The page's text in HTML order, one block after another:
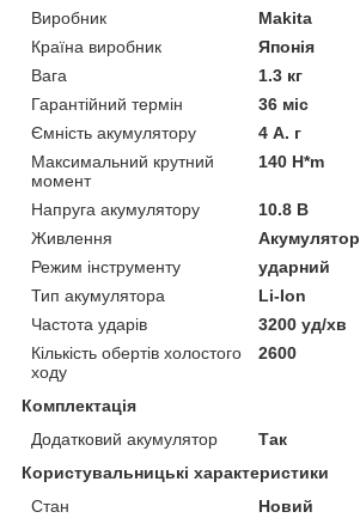
Виробник
Makita
Країна виробник
Японія
Вага
1.3 кг
Гарантійний термін
36 міс
Ємність акумулятору
4 А. г
Максимальний крутний
момент
140 H*m
Напруга акумулятору
10.8 В
Живлення
Акумулятор
Режим інструменту
ударний
Тип акумулятора
Li-Ion
Частота ударів
3200 уд/хв
Кількість обертів холостого
ходу
2600
Комплектація
Додатковий акумулятор
Так
Користувальницькі характеристики
Стан
Новий